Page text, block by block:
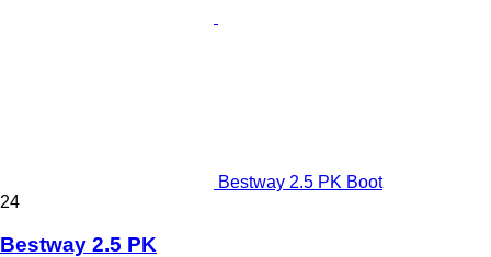
Bestway 2.5 PK Boot
24
Bestway 2.5 PK